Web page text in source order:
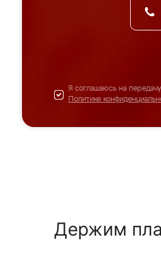
Я соглашаюсь на
Политике
Держим